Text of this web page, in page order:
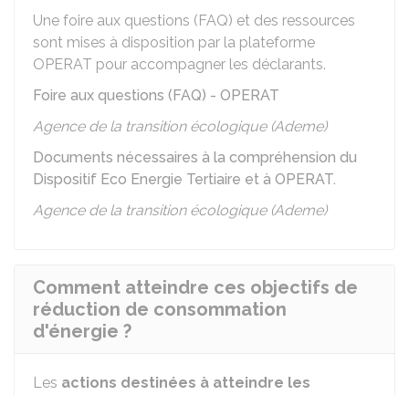
Une foire aux questions (FAQ) et des ressources
sont mises à disposition par la plateforme
OPERAT pour accompagner les déclarants.
Foire aux questions (FAQ) - OPERAT
Agence de la transition écologique (Ademe)
Documents nécessaires à la compréhension du
Dispositif Eco Energie Tertiaire et à OPERAT.
Agence de la transition écologique (Ademe)
Comment atteindre ces objectifs de
réduction de consommation
d'énergie ?
Les actions destinées à atteindre les